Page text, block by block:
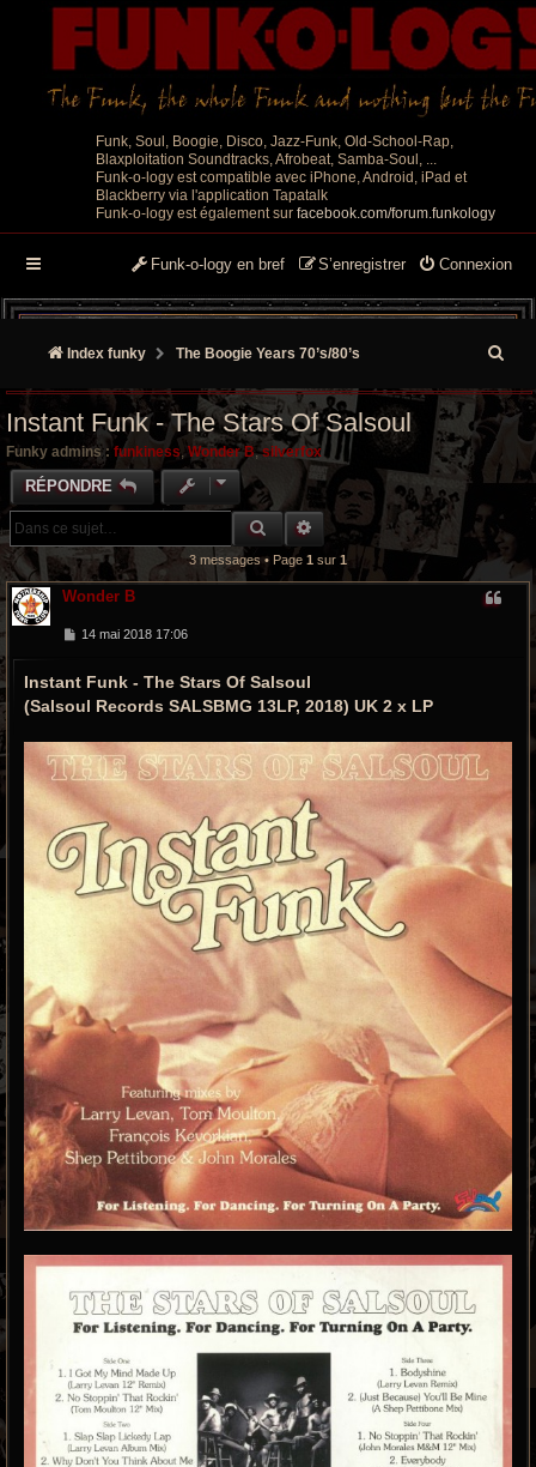
Funk, Soul, Boogie, Disco, Jazz-Funk, Old-School-Rap,
Blaxploitation Soundtracks, Afrobeat, Samba-Soul, ...
Funk-o-logy est compatible avec iPhone, Android, iPad et
Blackberry via l'application Tapatalk
Funk-o-logy est également sur facebook.com/forum.funkology
Connexion
S’enregistrer
Funk-o-logy en bref
Index funky The Boogie Years 70’s/80’s
e
r
c
o
v
y
Instant Funk - The Stars Of Salsoul
Funky admins : funkiness, Wonder B,silverfox
RÉPONDRE
RECHERCHE GROOVY
RECHERCHE AVANCÉE
3 messages • Page 1 sur 1
Wonder B
M
s
g
14 mai 2018 17:06
Instant Funk - The Stars Of Salsoul
(Salsoul Records SALSBMG 13LP, 2018) UK 2 x LP